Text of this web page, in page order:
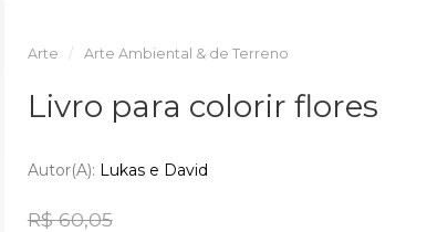
Arte Arte Ambiental & de Terreno
Livro para colorir flores
Autor(a): Lukas e David
R$ 60,05